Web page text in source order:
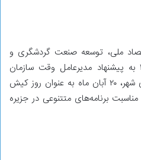
ملی، توسعه صنعت گردشگری و
تجارت بین‌المللی، در سال ۱۳۹۷ به پیشنهاد مدیرعامل وقت سازمان
منطقه آزاد کیش و مصوبه شورای شهر، ۲۰ آبان ماه به عنوان روز کیش
برنامه‌های متتنوعی در جزیره